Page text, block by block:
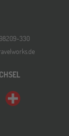
330